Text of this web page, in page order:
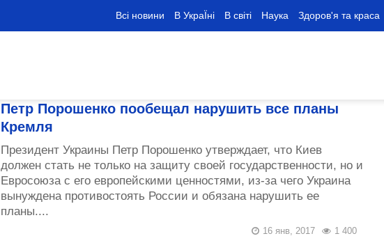
Всі новини В УкраЇні В світі Наука Здоров'я та краса
Петр Порошенко пообещал нарушить все планы
Кремля
Президент Украины Петр Порошенко утверждает, что Киев
должен стать не только на защиту своей государственности, но и
Евросоюза с его европейскими ценностями, из-за чего Украина
вынуждена противостоять России и обязана нарушить ее
планы....
1 400
16 янв, 2017